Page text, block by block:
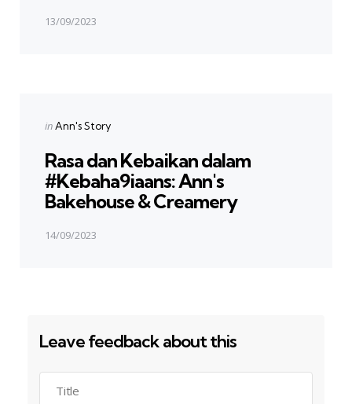
13/09/2023
Posted
inAnn's Story
Rasa dan Kebaikan dalam
#Kebaha9iaans: Ann's
Bakehouse & Creamery
14/09/2023
Leave feedback about this